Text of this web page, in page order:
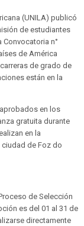
(UNILA) publicó
de estudiantes
Convocatoria n°
de América
de grado de
están en la
en los
gratuita durante
en la
de Foz do
de Selección
es del 01 al 31 de
directamente